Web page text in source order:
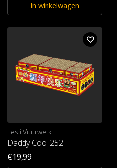
In winkelwagen
Lesli Vuurwerk
Daddy Cool 252
€19,99